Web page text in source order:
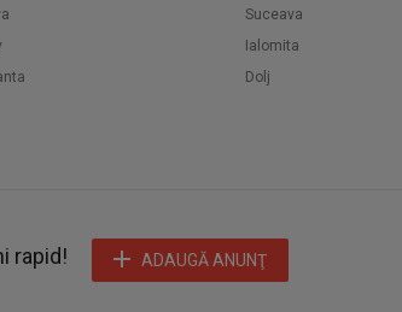
Suceava
Ialomita
Dolj
rapid! ADAUGĂ ANUNŢ